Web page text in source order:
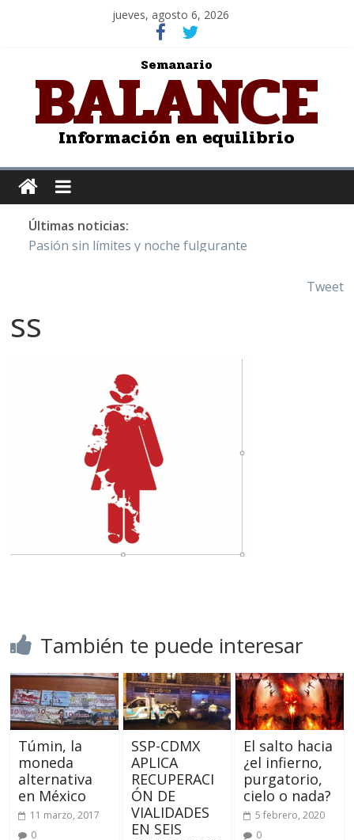
jueves, agosto 6, 2026
Semanario
BALANCE
Información en equilibrio
Últimas noticias:
Pasión sin límites y noche fulgurante
Juntos hasta el último minuto
Tweet
ss
También te puede interesar
Túmin, la
moneda
alternativa
en México
11 marzo, 2017
0
SSP-CDMX
APLICA
RECUPERACI
ÓN DE
VIALIDADES
EN SEIS
El salto hacia
¿el infierno,
purgatorio,
cielo o nada?
5 febrero, 2020
0